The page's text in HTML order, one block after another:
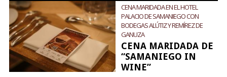
CENA MARIDADA EN EL HOTEL
PALACIO DE SAMANIEGO CON
BODEGAS ALÚTIZ Y REMÍREZ DE
GANUZA
CENA MARIDADA DE
“SAMANIEGO IN
WINE”